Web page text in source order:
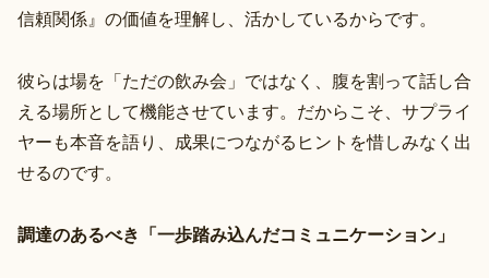
信頼関係』の価値を理解し、活かしているからです。
彼らは場を「ただの飲み会」ではなく、腹を割って話し合
える場所として機能させています。だからこそ、サプライ
ヤーも本音を語り、成果につながるヒントを惜しみなく出
せるのです。
調達のあるべき「一歩踏み込んだコミュニケーション」